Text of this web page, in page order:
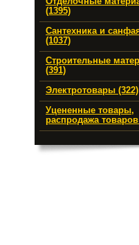
(1395)
Сантехника и
(1037)
Строительные
(391)
Электротовары (322)
Уцененные товары,
распродажа товаров